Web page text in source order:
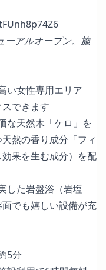
ーアルオープン。施
い女性専用エリア
できます
な天然木「ケロ」を
然の香り成分「フィ
果を生む成分）を配
した岩盤浴（岩塩
でも嬉しい設備が充
5分